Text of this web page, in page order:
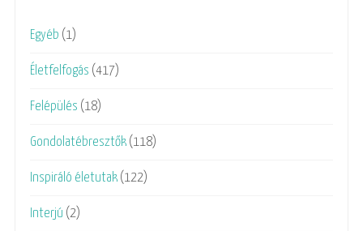
Egyéb (1)
Életfelfogás (417)
Felépülés (18)
Gondolatébresztők (118)
Inspiráló életutak (122)
Interjú (2)